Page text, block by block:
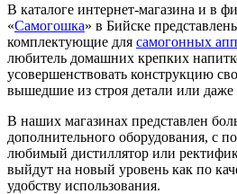
В каталоге интернет-магазина и в
«Самогошка» в Бийске
комплектующие для самогонных
любитель домашних крепких
усовершенствовать конструкцию
вышедшие из строя детали или даже
В наших магазинах представлен
дополнительного оборудования, с
любимый дистиллятор или
выйдут на новый уровень как по
удобству использования.